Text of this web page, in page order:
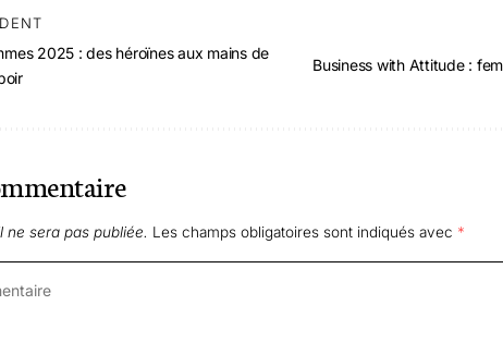
2025 : des héroïnes aux mains de
Business with Attitude :
ne sera pas publiée. Les champs obligatoires sont indiqués avec *